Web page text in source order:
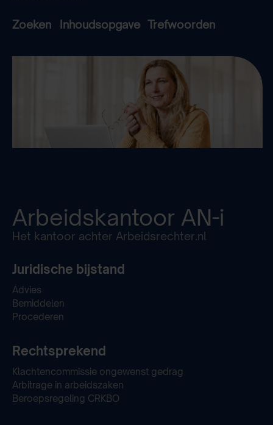
Zoeken Inhoudsopgave Trefwoorden
Arbeidskantoor AN-i
Het kantoor achter Arbeidsrechter.nl
Juridische bijstand
Advies
Bemiddelen
Procederen
Rechtsprekend
Klachtencommissie ongewenst gedrag
Arbitrage in arbeidszaken
Beroepsregeling CRKBO